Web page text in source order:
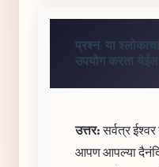
प्रश्न: या
उपयोग करता येईल?
उत्तर:सर्वत्र
आपण आपल्या